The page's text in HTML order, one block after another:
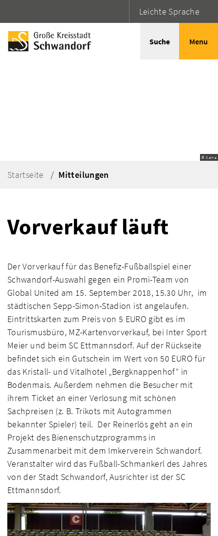
Leichte Sprache
Suche Menu
© Canva
Startseite Mitteilungen
Vorverkauf läuft
Der Vorverkauf für das Benefiz-Fußballspiel einer
Schwandorf-Auswahl gegen ein Promi-Team von
Global United am 15. September 2018, 15.30 Uhr, im
städtischen Sepp-Simon-Stadion ist angelaufen.
Eintrittskarten zum Preis von 5 EURO gibt es im
Tourismusbüro, MZ-Kartenvorverkauf, bei Inter Sport
Meier und beim SC Ettmannsdorf. Auf der Rückseite
befindet sich ein Gutschein im Wert von 50 EURO für
das Kristall- und Vitalhotel „Bergknappenhof“ in
Bodenmais. Außerdem nehmen die Besucher mit
ihrem Ticket an einer Verlosung mit schönen
Sachpreisen (z. B. Trikots mit Autogrammen
bekannter Spieler) teil. Der Reinerlös geht an ein
Projekt des Bienenschutzprogramms in
Zusammenarbeit mit dem Imkerverein Schwandorf.
Veranstalter wird das Fußball-Schmankerl des Jahres
von der Stadt Schwandorf, Ausrichter ist der SC
Ettmannsdorf.